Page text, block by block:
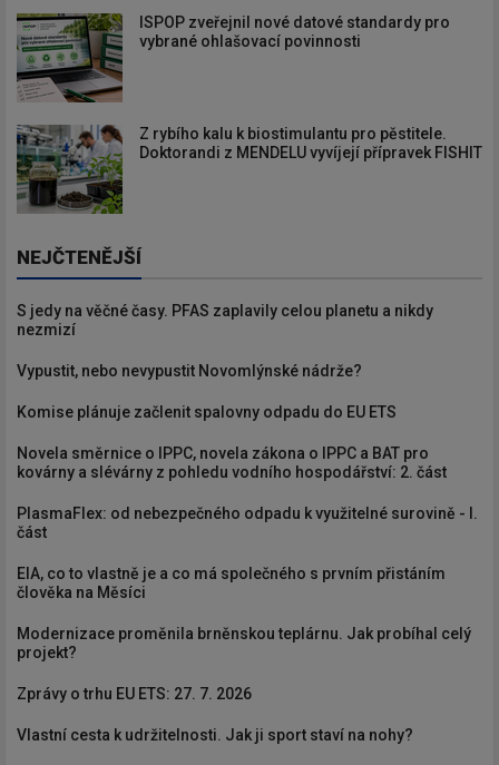
ISPOP zveřejnil nové datové standardy pro
vybrané ohlašovací povinnosti
Z rybího kalu k biostimulantu pro pěstitele.
Doktorandi z MENDELU vyvíjejí přípravek FISHIT
NEJČTENĚJŠÍ
S jedy na věčné časy. PFAS zaplavily celou planetu a nikdy
nezmizí
Vypustit, nebo nevypustit Novomlýnské nádrže?
Komise plánuje začlenit spalovny odpadu do EU ETS
Novela směrnice o IPPC, novela zákona o IPPC a BAT pro
kovárny a slévárny z pohledu vodního hospodářství: 2. část
PlasmaFlex: od nebezpečného odpadu k využitelné surovině - I.
část
EIA, co to vlastně je a co má společného s prvním přistáním
člověka na Měsíci
Modernizace proměnila brněnskou teplárnu. Jak probíhal celý
projekt?
Zprávy o trhu EU ETS: 27. 7. 2026
Vlastní cesta k udržitelnosti. Jak ji sport staví na nohy?